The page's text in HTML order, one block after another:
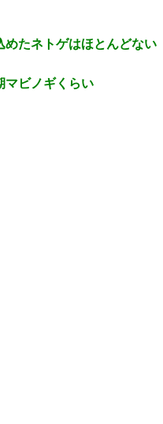
めたネトゲはほとんどない
マビノギくらい